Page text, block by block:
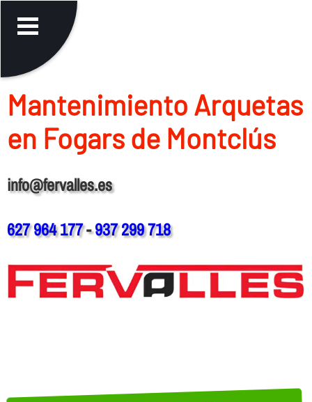
Mantenimiento Arquetas
en Fogars de Montclús
info@fervalles.es
627 964 177-937 299 718